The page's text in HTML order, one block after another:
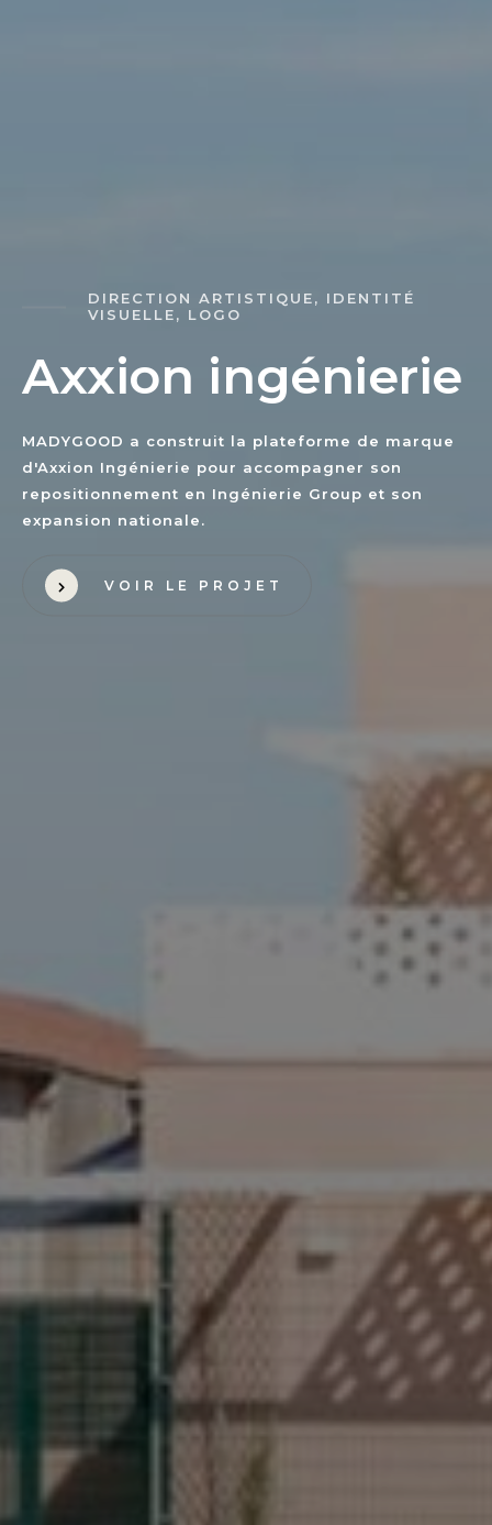
DIRECTION ARTISTIQUE, IDENTITÉ
VISUELLE, LOGO
Axxion ingénierie
MADYGOOD a construit la plateforme de marque
d'Axxion Ingénierie pour accompagner son
repositionnement en Ingénierie Group et son
expansion nationale.
VOIR LE PROJET